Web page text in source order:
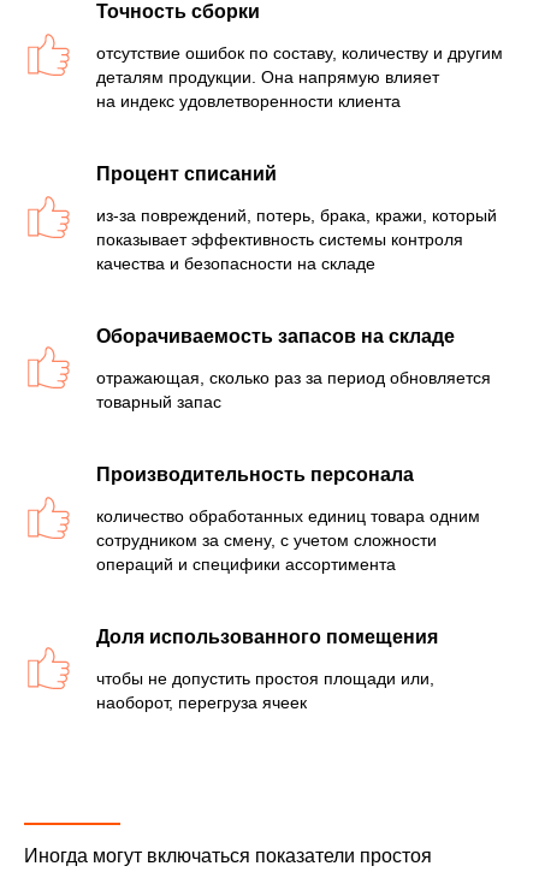
Точность сборки
отсутствие ошибок по составу, количеству и другим
деталям продукции. Она напрямую влияет
на индекс удовлетворенности клиента
Процент списаний
из-за повреждений, потерь, брака, кражи, который
показывает эффективность системы контроля
качества и безопасности на складе
Оборачиваемость запасов на складе
отражающая, сколько раз за период обновляется
товарный запас
Производительность персонала
количество обработанных единиц товара одним
сотрудником за смену, с учетом сложности
операций и специфики ассортимента
Доля использованного помещения
чтобы не допустить простоя площади или,
наоборот, перегруза ячеек
Иногда могут включаться показатели простоя